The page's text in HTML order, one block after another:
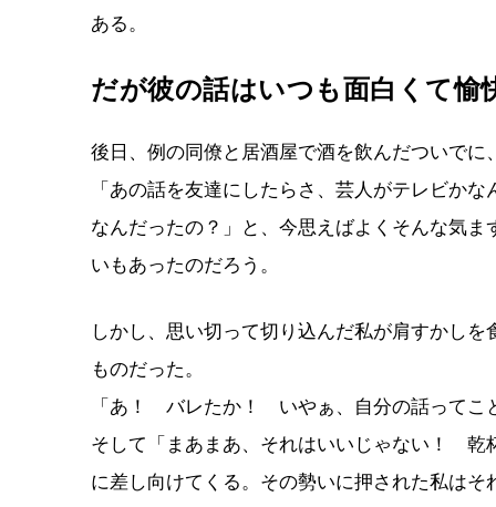
ある。
だが彼の話はいつも面白くて
後日、例の同僚と居酒屋で酒を飲んだついで
「あの話を友達にしたらさ、芸人がテレビか
なんだったの？」と、今思えばよくそんな気
いもあったのだろう。
しかし、思い切って切り込んだ私が肩すかし
ものだった。
「あ！ バレたか！ いやぁ、自分の話ってこ
そして「まあまあ、それはいいじゃない！
に差し向けてくる。その勢いに押された私は